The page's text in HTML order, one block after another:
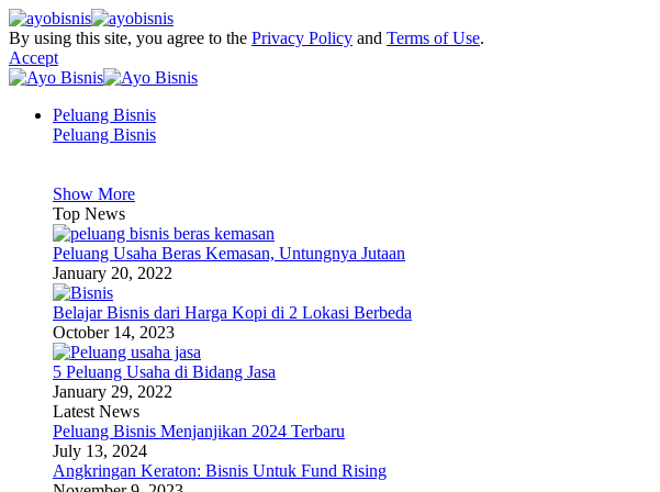
By using this site, you agree to the Privacy Policy and Terms of Use.
Accept
Peluang Bisnis
Peluang Bisnis
Show More
Top News
Peluang Usaha Beras Kemasan, Untungnya Jutaan
January 20, 2022
Belajar Bisnis dari Harga Kopi di 2 Lokasi Berbeda
October 14, 2023
5 Peluang Usaha di Bidang Jasa
January 29, 2022
Latest News
Peluang Bisnis Menjanjikan 2024 Terbaru
July 13, 2024
Angkringan Keraton: Bisnis Untuk Fund Rising